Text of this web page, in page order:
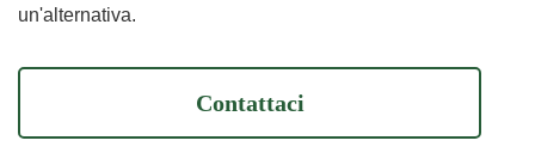
un'alternativa.
Contattaci